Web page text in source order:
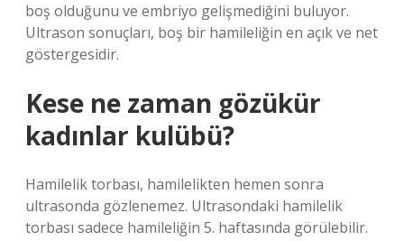
boş olduğunu ve embriyo gelişmediğini buluyor.
Ultrason sonuçları, boş bir hamileliğin en açık ve net
göstergesidir.
Kese ne zaman gözükür
kadınlar kulübü?
Hamilelik torbası, hamilelikten hemen sonra
ultrasonda gözlenemez. Ultrasondaki hamilelik
torbası sadece hamileliğin 5. haftasında görülebilir.